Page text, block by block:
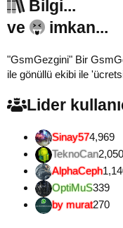
Bilgi...
ve
imkan...
"GsmGezgini" Bir
ile gönüllü ekibi ile
Lider
Sinay574,969
TeknoCan2,050
AlphaCeph
OptiMuS339
by murat270